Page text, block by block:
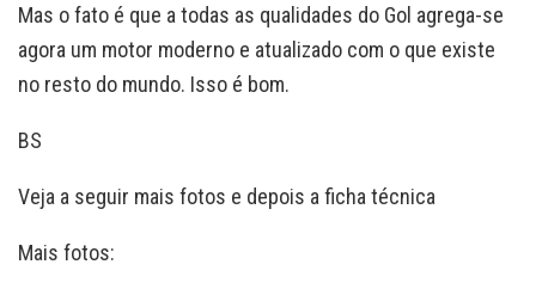
Mas o fato é que a todas as qualidades do Gol agrega-se
agora um motor moderno e atualizado com o que existe
no resto do mundo. Isso é bom.
BS
Veja a seguir mais fotos e depois a ficha técnica
Mais fotos: